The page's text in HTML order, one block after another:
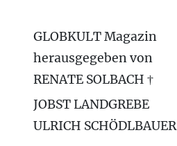
GLOBKULT Magazin
herausgegeben von
RENATE SOLBACH †
JOBST LANDGREBE
ULRICH SCHÖDLBAUER